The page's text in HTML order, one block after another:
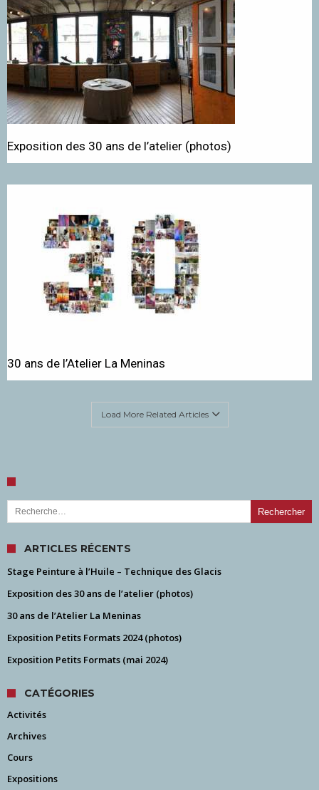
Exposition des 30 ans de l’atelier (photos)
30 ans de l’Atelier La Meninas
Load More Related Articles
Rechercher :
ARTICLES RÉCENTS
Stage Peinture à l’Huile – Technique des Glacis
Exposition des 30 ans de l’atelier (photos)
30 ans de l’Atelier La Meninas
Exposition Petits Formats 2024 (photos)
Exposition Petits Formats (mai 2024)
CATÉGORIES
Activités
Archives
Cours
Expositions